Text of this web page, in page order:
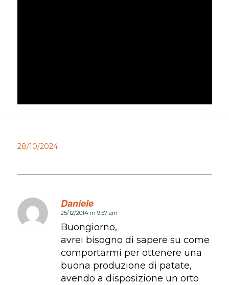
28/10/2024
Daniele
dice:
25/12/2014 in 9:57 am
Buongiorno,
avrei bisogno di sapere su come
comportarmi per ottenere una
buona produzione di patate,
avendo a disposizione un orto